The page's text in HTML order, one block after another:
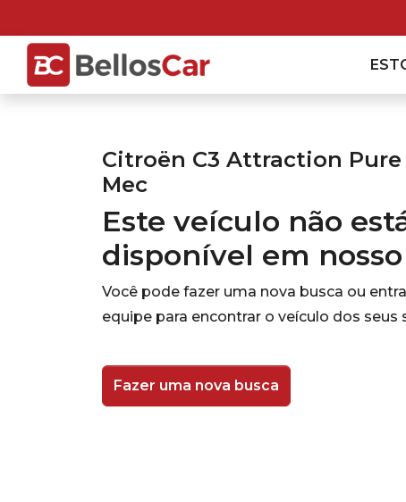
Citroën C3 Attraction Pure
Mec
Este veículo não
disponível em
Você pode fazer uma nova busca ou
equipe para encontrar o veículo dos seus
Fazer uma nova busca